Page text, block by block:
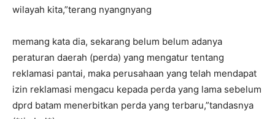
wilayah kita,”terang nyangnyang
memang kata dia, sekarang belum belum adanya
peraturan daerah (perda) yang mengatur tentang
reklamasi pantai, maka perusahaan yang telah mendapat
izin reklamasi mengacu kepada perda yang lama sebelum
dprd batam menerbitkan perda yang terbaru,”tandasnya